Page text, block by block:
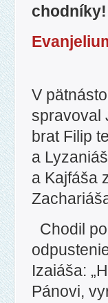
V
spravoval
brat Filip
a
a Kajfáša
Chodil
Izaiáša:
Pánovi,